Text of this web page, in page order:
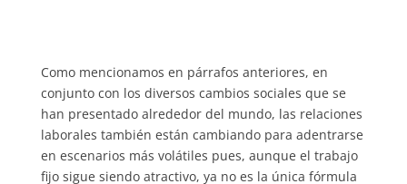
Como mencionamos en párrafos anteriores, en
conjunto con los diversos cambios sociales que se
han presentado alrededor del mundo, las relaciones
laborales también están cambiando para adentrarse
en escenarios más volátiles pues, aunque el trabajo
fijo sigue siendo atractivo, ya no es la única fórmula